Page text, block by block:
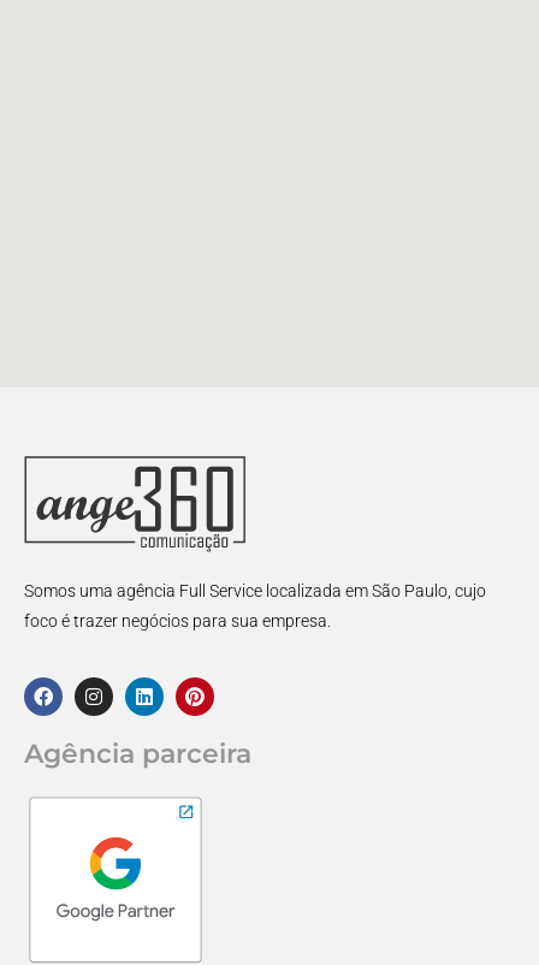
Somos uma agência Full Service localizada em São Paulo, cujo
foco é trazer negócios para sua empresa.
Agência parceira